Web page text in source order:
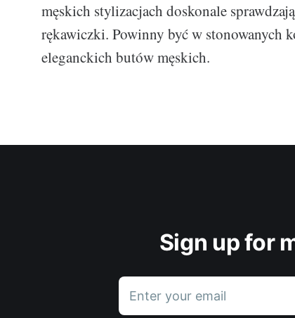
męskich stylizacjach doskonale
rękawiczki. Powinny być w stonowanych
eleganckich butów męskich.
Sign up for
Enter your email